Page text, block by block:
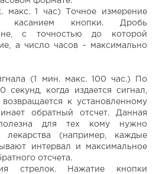
макс. 1 час) Точное измерение
касанием кнопки. Дробь
с точностью до которой
а число часов - максимально
(1 мин. макс. 100 час.) По
когда издается сигнал,
к установленному
обратный отсчет. Данная
для тех кому нужно
лекарства (например, каждые
интервал и максимальное
отсчета.
стрелок. Нажатие кнопки